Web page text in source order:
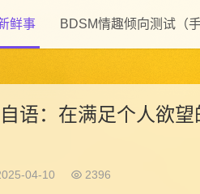
鲜事 BDSM情趣倾向测试（手
语：在满足个人欲
04-10 2396